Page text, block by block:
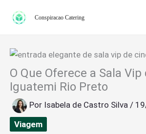
para
Conspiracao Catering
O Que Oferece a Sala Vip
Iguatemi Rio Preto
Por Isabela de Castro Silva /
Viagem